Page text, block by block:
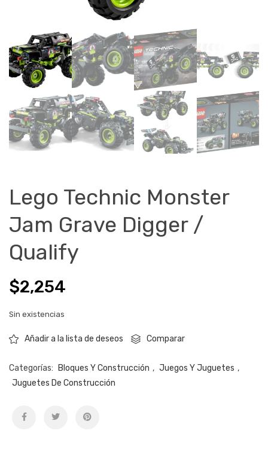
Lego Technic Monster
Jam Grave Digger /
Qualify
$2,254
Sin existencias
Añadir a la lista de deseos Comparar
Categorías: Bloques Y Construcción , Juegos Y Juguetes ,
Juguetes De Construcción